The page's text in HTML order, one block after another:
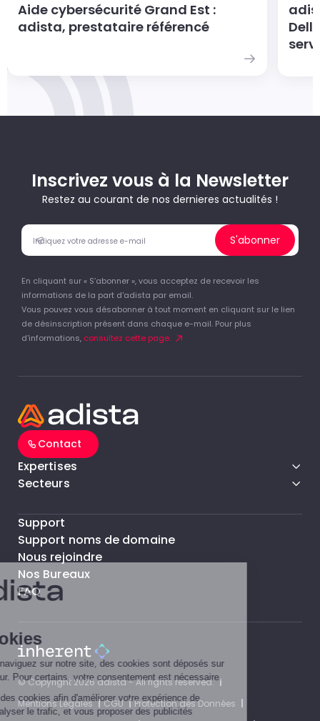
Aide cybersécurité Grand Est :
adista, prestataire référencé
Dell
Inscrivez vous à la Newsletter
Restez au courant de nos dernieres actualités !
S'abonner
En cliquant sur « S’abonner », vous acceptez de recevoir les
informations de la part d'adista par email.
Vous pouvez vous désabonner à tout moment en cliquant sur le lien
de désinscription présent dans chaque e-mail. Pour plus
d'informations, consultez cette page.
Contact
Expertises
Secteurs
Support
Support noms de domaine
Nous rejoindre
Nos Bureaux
FAQ
© Copyright 2026 adista - All rights reserved.
Mentions Légales
CGU
Protection des Données